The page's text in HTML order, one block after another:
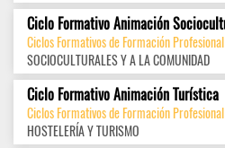
Ciclo Formativo Animación
Ciclos Formativos de Formación
SOCIOCULTURALES Y A LA COMUNIDAD
Ciclo Formativo Animación Turística
Ciclos Formativos de Formación
HOSTELERÍA Y TURISMO